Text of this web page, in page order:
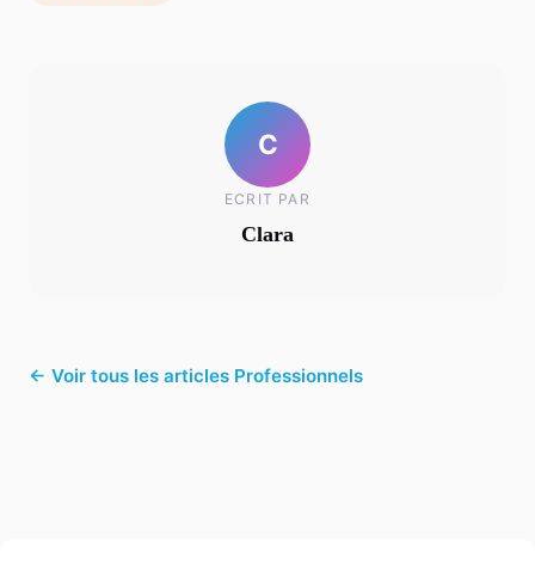
C
ECRIT PAR
Clara
← Voir tous les articles Professionnels